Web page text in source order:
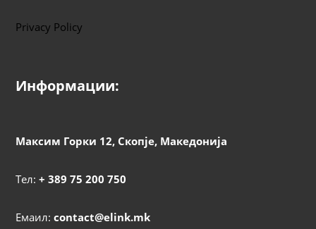
Privacy Policy
Информации:
Максим Горки 12, Скопје, Македонија
Тел: + 389 75 200 750
Емаил: contact@elink.mk